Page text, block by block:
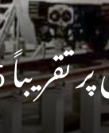
تک رکی۔